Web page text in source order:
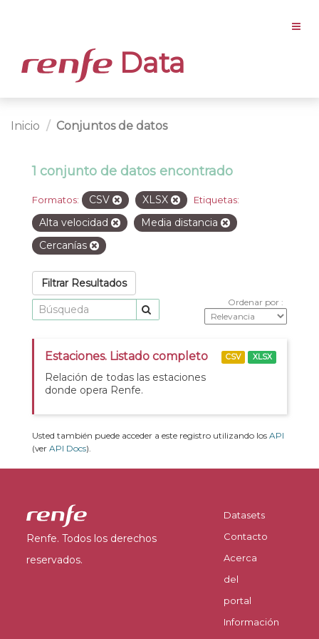
Data
Inicio Conjuntos de datos
1 conjunto de datos encontrado
Formatos: CSV XLSX Etiquetas:
Alta velocidad
Media distancia
Cercanías
Filtrar Resultados
Ordenar por
Estaciones. Listado completo
Relación de todas las estaciones
donde opera Renfe.
CSV XLSX
Usted también puede acceder a este registro utilizando los API
(ver API Docs).
Renfe. Todos los derechos
reservados.
Datasets
Contacto
Acerca
del
portal
Información